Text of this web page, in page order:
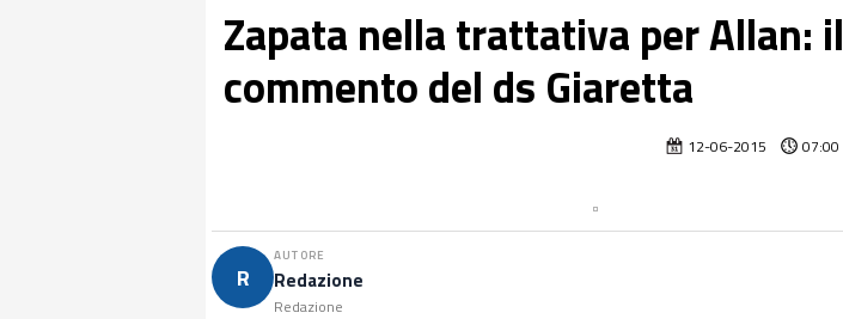
Zapata nella trattativa per Allan: il
commento del ds Giaretta
12-06-2015 07:00
R
AUTORE
Redazione
Redazione